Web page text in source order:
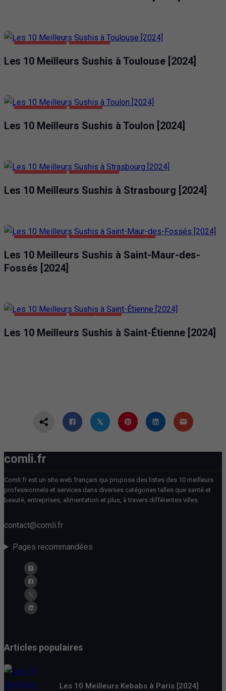
Les 10 Meilleurs Sushis à Toulouse [2024]
Les 10 Meilleurs Sushis à Toulon [2024]
Les 10 Meilleurs Sushis à Strasbourg [2024]
Les 10 Meilleurs Sushis à Saint-Maur-des-
Fossés [2024]
Les 10 Meilleurs Sushis à Saint-Étienne [2024]
comli.fr
Comli.fr est un site web français qui propose des listes des 10 meilleurs
professionnels et services dans diverses catégories telles que santé et
beauté, entreprises, alimentation et plus, à travers différentes villes.
contact@comli.fr
Pages recommandées
Articles populaires
Les 10 Meilleurs Kebabs à Paris [2024]